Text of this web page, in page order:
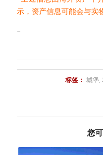
示，资产信息可能会与实
–
标签： 城堡,
您